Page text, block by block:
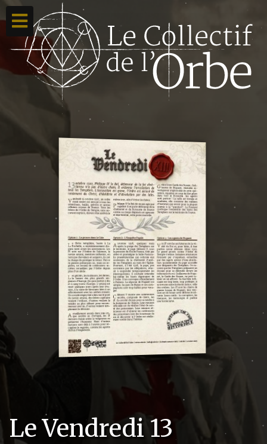
Accueil
Ton compte
Toutes nos créations
Qui sommes nous ?
Contacte-nous
Le Vendredi 13